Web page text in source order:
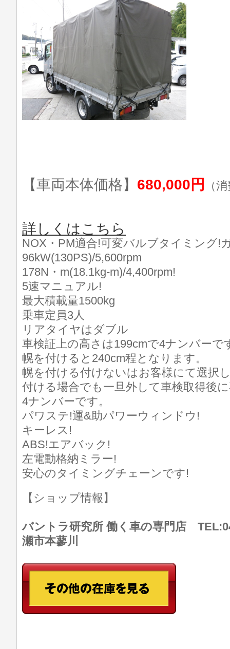
【車両本体価格】 680,000円 （
詳しくはこちら
NOX・PM適合!可変バルブタイミング!
96kW(130PS)/5,600rpm
178N・m(18.1kg-m)/4,400rpm!
5速マニュアル!
最大積載量1500kg
乗車定員3人
リアタイヤはダブル
車検証上の高さは199cmで4ナンバーで
幌を付けると240cm程となります。
幌を付ける付けないはお客様にて選択
付ける場合でも一旦外して車検取得後
4ナンバーです。
パワステ!運&助パワーウィンドウ!
キーレス!
ABS!エアバック!
左電動格納ミラー!
安心のタイミングチェーンです!
【ショップ情報】
バントラ研究所 働く車の専門店
瀬市本蓼川